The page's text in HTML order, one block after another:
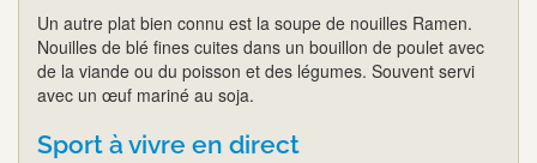
Un autre plat bien connu est la soupe de nouilles Ramen.
Nouilles de blé fines cuites dans un bouillon de poulet avec
de la viande ou du poisson et des légumes. Souvent servi
avec un œuf mariné au soja.
Sport à vivre en direct